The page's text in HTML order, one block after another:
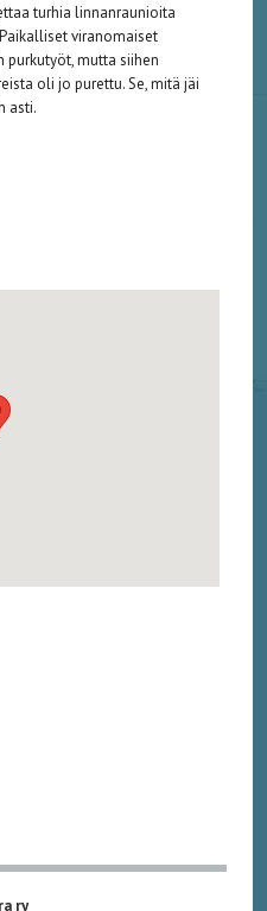
turhia linnanraunioita
viranomaiset
purkutyöt, mutta siihen
oli jo purettu. Se, mitä jäi
asti.
ry